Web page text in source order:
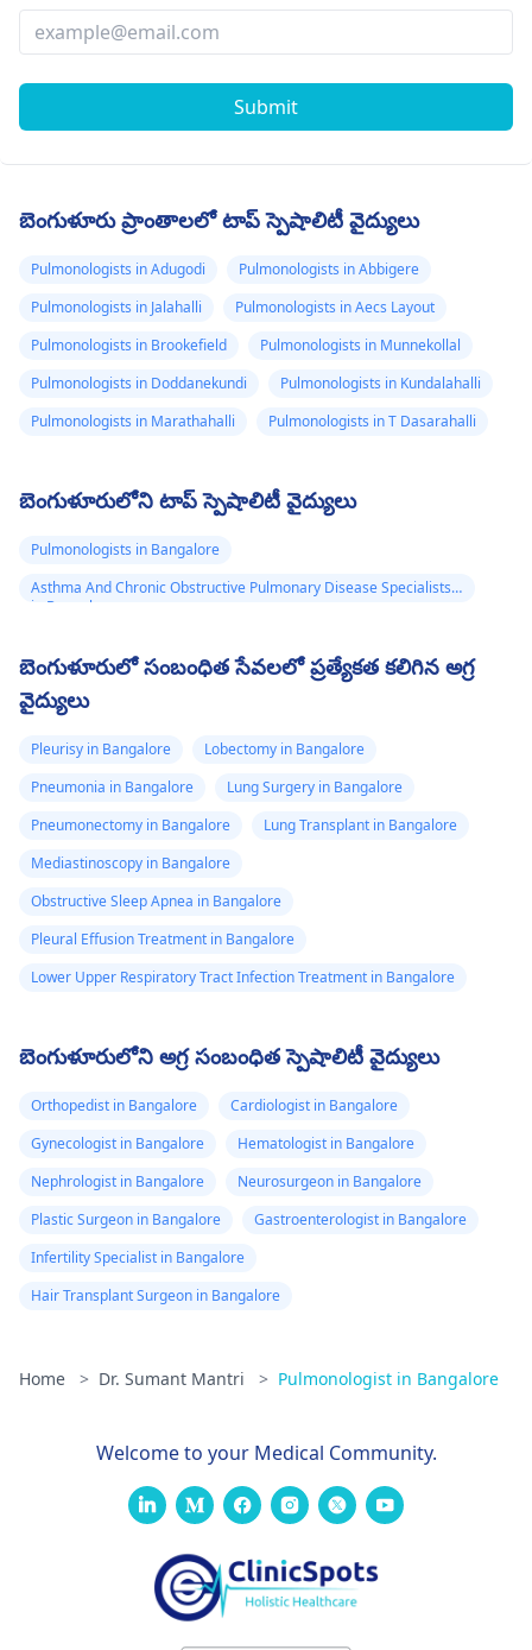
Submit
బెంగుళూరు ప్రాంతాలలో టాప్ స్పెషాలిటీ వైద్యులు
Pulmonologists in Adugodi
Pulmonologists in Abbigere
Pulmonologists in Jalahalli
Pulmonologists in Aecs Layout
Pulmonologists in Brookefield
Pulmonologists in Munnekollal
Pulmonologists in Doddanekundi
Pulmonologists in Kundalahalli
Pulmonologists in Marathahalli
Pulmonologists in T Dasarahalli
బెంగుళూరులోని టాప్ స్పెషాలిటీ వైద్యులు
Pulmonologists in Bangalore
Asthma And Chronic Obstructive Pulmonary Disease Specialists
in Bangalore
బెంగుళూరులో సంబంధిత సేవలలో ప్రత్యేకత కలిగిన అగ్ర
వైద్యులు
Pleurisy in Bangalore
Lobectomy in Bangalore
Pneumonia in Bangalore
Lung Surgery in Bangalore
Pneumonectomy in Bangalore
Lung Transplant in Bangalore
Mediastinoscopy in Bangalore
Obstructive Sleep Apnea in Bangalore
Pleural Effusion Treatment in Bangalore
Lower Upper Respiratory Tract Infection Treatment in Bangalore
బెంగుళూరులోని అగ్ర సంబంధిత స్పెషాలిటీ వైద్యులు
Orthopedist in Bangalore
Cardiologist in Bangalore
Gynecologist in Bangalore
Hematologist in Bangalore
Nephrologist in Bangalore
Neurosurgeon in Bangalore
Plastic Surgeon in Bangalore
Gastroenterologist in Bangalore
Infertility Specialist in Bangalore
Hair Transplant Surgeon in Bangalore
Home > Dr. Sumant Mantri > Pulmonologist in Bangalore
Welcome to your Medical Community.